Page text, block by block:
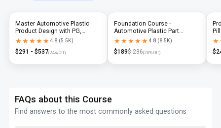
Master Automotive Plastic
Product Design with PG,
Diploma & Industry-Level CAD
★★★★★
★★★★★4.8 (5.5K)
$291 - $537(24% Off)
Foundation Course -
Automotive Plastic Part
Design using CATIA V5 or UG-
★★★★★
★★★★★4.8 (8.5K)
$189$ 236(20% Off)
NX
$
FAQs about this Course
Find answers to the most commonly asked questions